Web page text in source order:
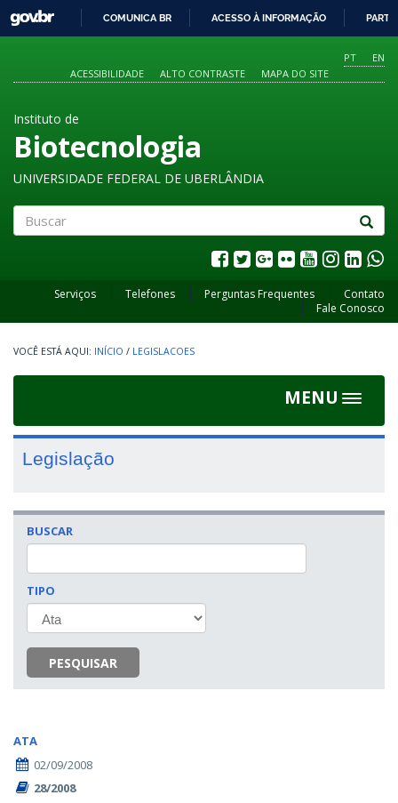
O
CONTEÚDO
GOVBR
COMUNICA BR ACESSO À INFORMAÇÃO
PT
EN
ACESSIBILIDADE
ALTO CONTRASTE MAPA DO SITE
Instituto de
Biotecnologia
UNIVERSIDADE FEDERAL DE UBERLÂNDIA
Serviços Telefones Perguntas Frequentes
Contato
Fale Conosco
INÍCIO / LEGISLACOES
MENU
Toggle
Legislação
BUSCAR
TIPO
PESQUISAR
ATA
02/09/2008
28/2008